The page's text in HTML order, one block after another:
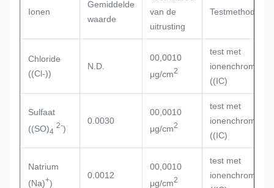
Ionen
Gemiddelde
waarde
van de
uitrusting
Testmethode
Chloride
((Cl-))
N.D.
00,0010
μg/cm2
test met
((IC)
Sulfaat
((SO)4
2-)
0.0030
00,0010
μg/cm2
test met
((IC)
Natrium
(Na)+)
0.0012
00,0010
μg/cm2
test met